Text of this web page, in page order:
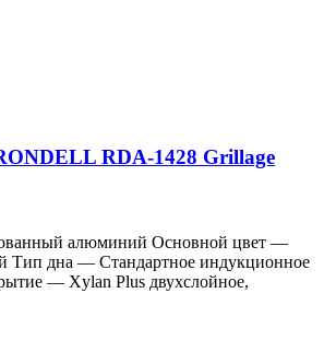
RDA-1428 Grillage
алюминий Основной цвет —
Тип дна — Стандартное индукционное
— Xylan Plus двухслойное,